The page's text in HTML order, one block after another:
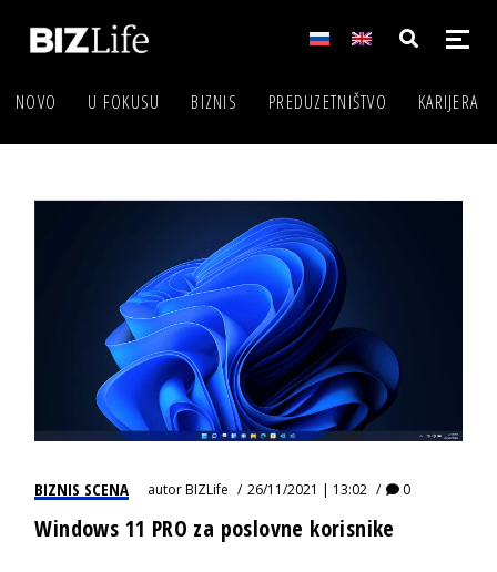
NOVO U FOKUSU BIZNIS PREDUZETNIŠTVO KARIJERA
BIZNIS SCENA autorBIZLife 26/11/2021 | 13:02 0
Windows 11 PRO za poslovne korisnike